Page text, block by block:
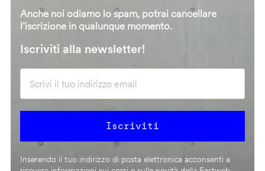
Anche noi odiamo lo spam, potrai cancellare
l’iscrizione in qualunque momento.
Iscriviti alla newsletter!
Inserendo il tuo indirizzo di posta elettronica acconsenti a